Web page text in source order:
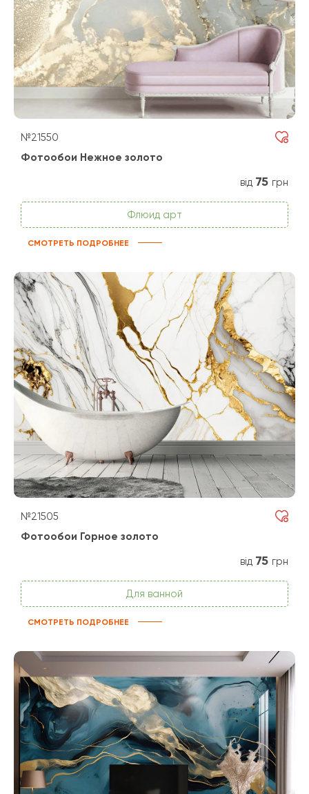
№21550
Фотообои Нежное золото
від 75 грн
Флюид арт
СМОТРЕТЬ ПОДРОБНЕЕ
№21505
Фотообои Горное золото
від 75 грн
Для ванной
СМОТРЕТЬ ПОДРОБНЕЕ